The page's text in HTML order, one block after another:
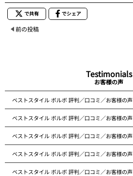
で共有 でシェア
前の投稿
Testimonials
お客様の声
ベストスタイル ボルボ 評判／口コミ／お客様の声
ベストスタイル ボルボ 評判／口コミ／お客様の声
ベストスタイル ボルボ 評判／口コミ／お客様の声
ベストスタイル ボルボ 評判／口コミ／お客様の声
ベストスタイル ボルボ 評判／口コミ／お客様の声